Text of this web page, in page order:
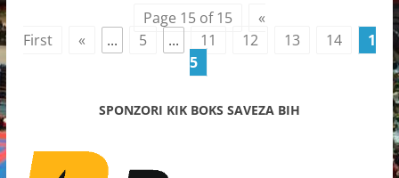
Page 15 of 15
«
First
« ... 5 ... 11 12 13 14
1
5
SPONZORI KIK BOKS SAVEZA BIH